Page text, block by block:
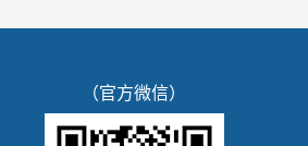
（官方微信）